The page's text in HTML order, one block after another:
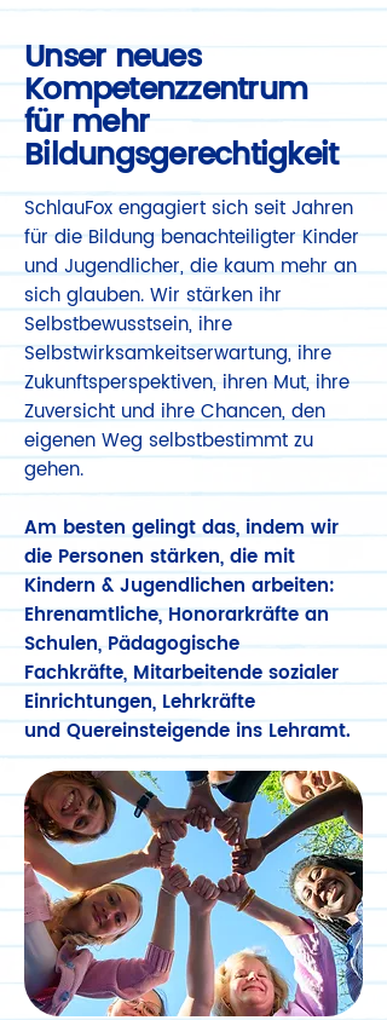
Unser neues
Kompetenzzentrum
für mehr
Bildungsgerechtigkeit
SchlauFox engagiert sich seit Jahren
für die Bildung benachteiligter Kinder
und Jugendlicher, die kaum mehr an
sich glauben. Wir stärken ihr
Selbstbewusstsein, ihre
Selbstwirksamkeitserwartung, ihre
Zukunftsperspektiven, ihren Mut, ihre
Zuversicht und ihre Chancen, den
eigenen Weg selbstbestimmt zu
gehen.
Am besten gelingt das, indem wir
die Personen stärken, die mit
Kindern & Jugendlichen arbeiten:
Ehrenamtliche, Honorarkräfte an
Schulen, Pädagogische
Fachkräfte, Mitarbeitende sozialer
Einrichtungen, Lehrkräfte
undQuereinsteigende ins Lehramt.